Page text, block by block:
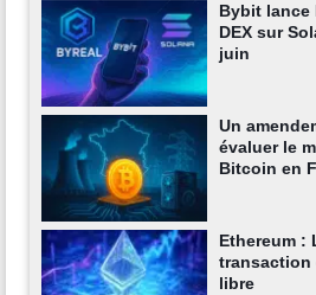
Bybit lance
DEX sur
juin
Un
évaluer le
Bitcoin en
Ethereum :
transaction
libre